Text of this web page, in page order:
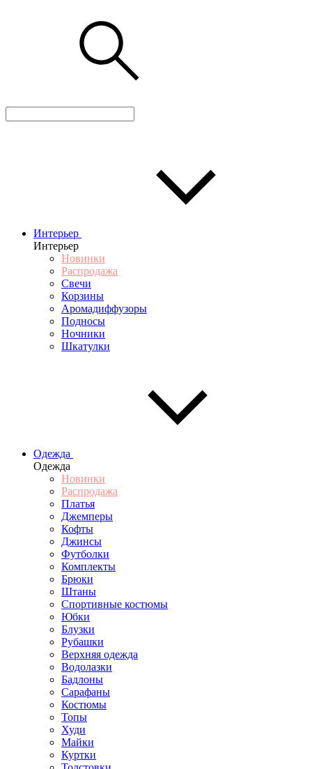
Интерьер
Интерьер
Новинки
Распродажа
Свечи
Корзины
Аромадиффузоры
Подносы
Ночники
Шкатулки
Одежда
Одежда
Новинки
Распродажа
Платья
Джемперы
Кофты
Джинсы
Футболки
Комплекты
Брюки
Штаны
Спортивные костюмы
Юбки
Блузки
Рубашки
Верхняя одежда
Водолазки
Бадлоны
Сарафаны
Костюмы
Топы
Худи
Майки
Куртки